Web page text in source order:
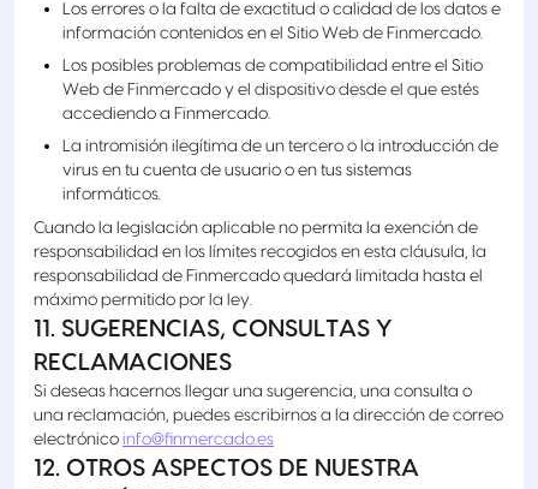
Los errores o la falta de exactitud o calidad de los datos e
información contenidos en el Sitio Web de Finmercado.
Los posibles problemas de compatibilidad entre el Sitio
Web de Finmercado y el dispositivo desde el que estés
accediendo a Finmercado.
La intromisión ilegítima de un tercero o la introducción de
virus en tu cuenta de usuario o en tus sistemas
informáticos.
Cuando la legislación aplicable no permita la exención de
responsabilidad en los límites recogidos en esta cláusula, la
responsabilidad de Finmercado quedará limitada hasta el
máximo permitido por la ley.
11. SUGERENCIAS, CONSULTAS Y
RECLAMACIONES
Si deseas hacernos llegar una sugerencia, una consulta o
una reclamación, puedes escribirnos a la dirección de correo
electrónico info@finmercado.es
12. OTROS ASPECTOS DE NUESTRA